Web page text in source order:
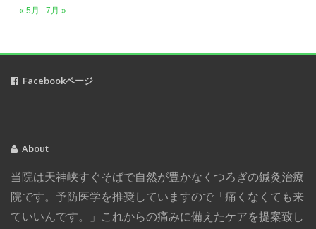
2018年5月(2)
2017年8月
(1)
2017年4月(2)
2017年1月
(4)
« 5月
7月 »
Facebookページ
About
当院は天神峡すぐそばで自然が豊かなくつろぎの鍼灸治療
院です。予防医学を推奨していますので「痛くなくても来
ていいんです。」これからの痛みに備えたケアを提案致し